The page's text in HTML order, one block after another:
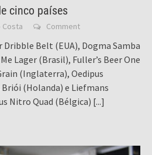
cinco países
Costa Comment
Dribble Belt (EUA), Dogma Samba
Lager (Brasil), Fuller’s Beer One
(Inglaterra), Oedipus
(Holanda) e Liefmans
Nitro Quad (Bélgica) [...]